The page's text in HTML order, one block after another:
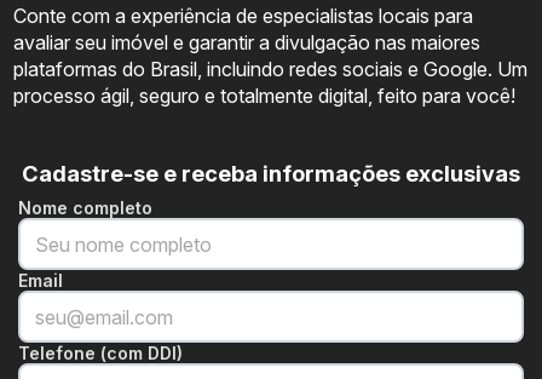
Conte com a experiência de especialistas locais para
avaliar seu imóvel e garantir a divulgação nas maiores
plataformas do Brasil, incluindo redes sociais e Google. Um
processo ágil, seguro e totalmente digital, feito para você!
Cadastre-se e receba informações exclusivas
Nome completo
Email
Telefone (com DDI)